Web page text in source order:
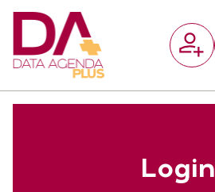
Suchfeld
Suchen
Log­in